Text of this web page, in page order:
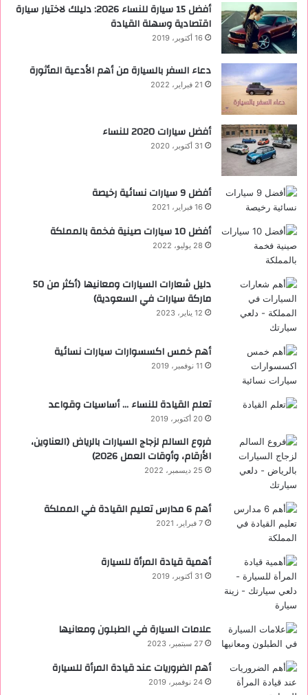
أفضل 15 سيارة للنساء 2026: دليلك لاختيار سيارة
اقتصادية وسهلة القيادة
16 أكتوبر، 2019
دعاء السفر بالسيارة من أهم الأدعية المأثورة
21 فبراير، 2022
أفضل سيارات 2020 للنساء
31 أكتوبر، 2020
‏أفضل 9 سيارات نسائية رخيصة
16 فبراير، 2021
أفضل 10 سيارات صينية فخمة بالمملكة
28 يوليو، 2022
دليل شعارات السيارات ومعانيها (أكثر من 50
ماركة سيارات في السعودية)
12 يناير، 2023
أهم خمس اكسسوارات سيارات نسائية
11 نوفمبر، 2019
تعلم القيادة للنساء … أساسيات وقواعد
20 أكتوبر، 2019
فروع السالم لزجاج السيارات بالرياض (العناوين،
الأرقام، وأوقات العمل 2026)
25 ديسمبر، 2022
أهم 6 مدارس تعليم القيادة في المملكة
7 فبراير، 2021
أهمية قيادة المرأة للسيارة
31 أكتوبر، 2019
علامات السيارة في الطبلون ومعانيها
27 سبتمبر، 2023
أهم الضروريات عند قيادة المرأة للسيارة
24 نوفمبر، 2019